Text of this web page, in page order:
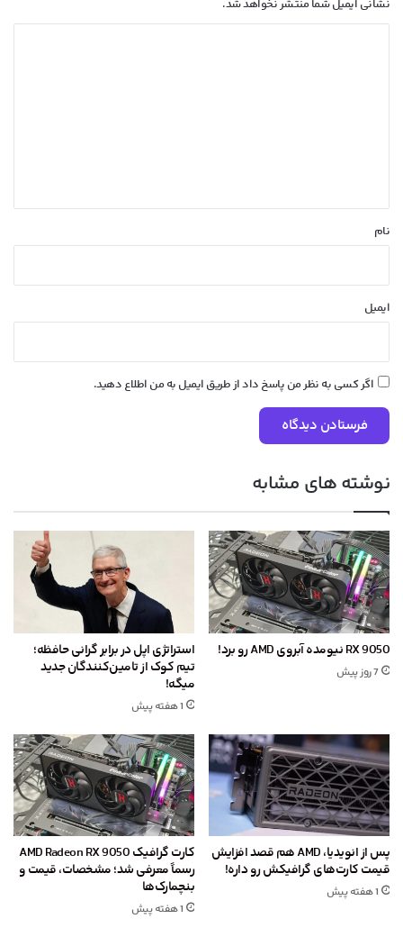
نشانی ایمیل شما منتشر نخواهد شد.
نام
ایمیل
اگر کسی به نظر من پاسخ داد از طریق ایمیل به من اطلاع دهید.
نوشته های مشابه
RX 9050 نیومده آبروی AMD رو برد!
7 روز پیش
استراتژی اپل در برابر گرانی حافظه؛
تیم کوک از تامین‌کنندگان جدید
میگه!
1 هفته پیش
پس از انویدیا، AMD هم قصد افزایش
قیمت کارت‌های گرافیکش رو داره!
1 هفته پیش
کارت گرافیک AMD Radeon RX 9050
رسماً معرفی شد؛ مشخصات، قیمت و
بنچمارک‌ها
1 هفته پیش